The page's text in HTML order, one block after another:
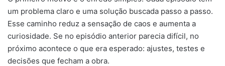
um problema claro e uma solução buscada passo a passo.
Esse caminho reduz a sensação de caos e aumenta a
curiosidade. Se no episódio anterior parecia difícil, no
próximo acontece o que era esperado: ajustes, testes e
decisões que fecham a obra.